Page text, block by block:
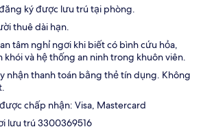
ký được lưu trú tại phòng.
thuê dài hạn.
tâm nghỉ ngơi khi biết có bình cứu hỏa,
khói và hệ thống an ninh trong khuôn viên.
nhận thanh toán bằng thẻ tín dụng. Không
chấp nhận: Visa, Mastercard
lưu trú 3300369516